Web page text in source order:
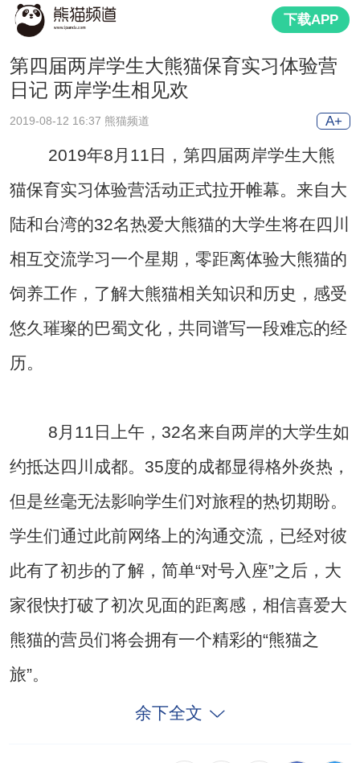
下载APP
第四届两岸学生大熊猫保育实习体验营
日记 两岸学生相见欢
2019-08-12 16:37 熊猫频道 A+
2019年8月11日，第四届两岸学生大熊
猫保育实习体验营活动正式拉开帷幕。来自大
陆和台湾的32名热爱大熊猫的大学生将在四川
相互交流学习一个星期，零距离体验大熊猫的
饲养工作，了解大熊猫相关知识和历史，感受
悠久璀璨的巴蜀文化，共同谱写一段难忘的经
历。
8月11日上午，32名来自两岸的大学生如
约抵达四川成都。35度的成都显得格外炎热，
但是丝毫无法影响学生们对旅程的热切期盼。
学生们通过此前网络上的沟通交流，已经对彼
此有了初步的了解，简单“对号入座”之后，大
家很快打破了初次见面的距离感，相信喜爱大
熊猫的营员们将会拥有一个精彩的“熊猫之
旅”。
余下全文